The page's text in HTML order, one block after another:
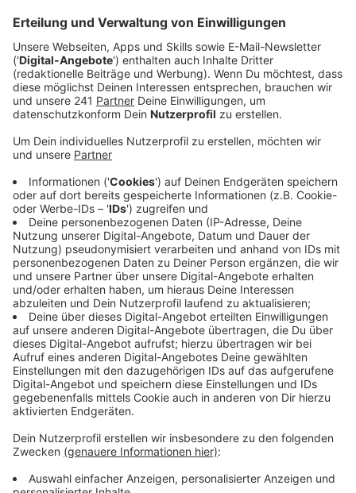
Situation in Deutschland.
Veröffentlicht:Donnerstag, 15.01.2026 14:42
Anzeige
Das Statistische Landesamt befragt aktuell im
Stadt. Auf das Jahr 2026 werden insgesamt 133
Haushalte einen Brief bekommen, in dem die
Betroffenen eine Abfrage finden. Die Fragen sollen
dabei helfen, die wirtschaftliche und soziale Lage in
NRW zu erfassen.
Anzeige
Teilnahme ist verpflichtend
Anzeige
So wollen die Landesstatistiker ermitteln, wie viele
Familien mit Kindern es gibt, unter welchen
Lebensbedingungen die Befragten leben oder wie